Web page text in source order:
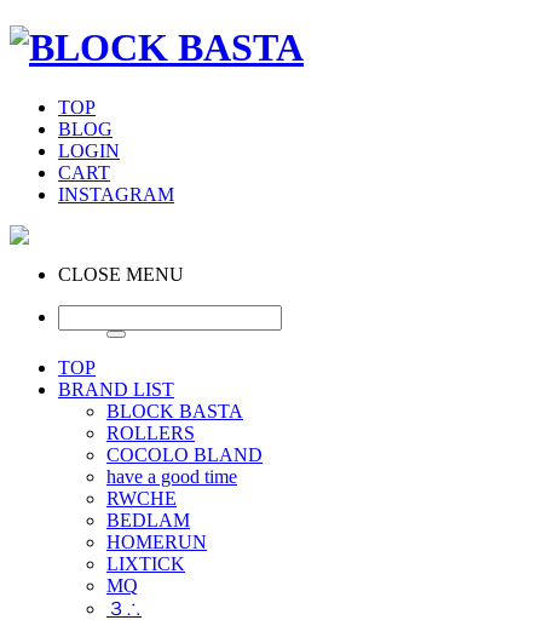
TOP
BLOG
LOGIN
CART
INSTAGRAM
CLOSE MENU
TOP
BRAND LIST
BLOCK BASTA
ROLLERS
COCOLO BLAND
have a good time
RWCHE
BEDLAM
HOMERUN
LIXTICK
MQ
３∴